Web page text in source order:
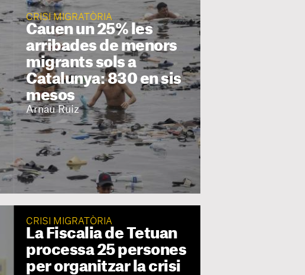
CRISI MIGRATÒRIA
Cauen un 25% les
arribades de menors
migrants sols a
Catalunya: 830 en sis
mesos
Arnau Ruiz
CRISI MIGRATÒRIA
La Fiscalia de Tetuan
processa 25 persones
per organitzar la crisi